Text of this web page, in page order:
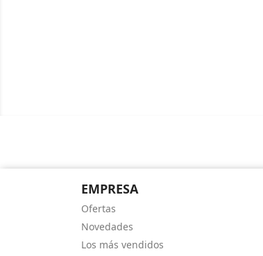
EMPRESA
Ofertas
Novedades
Los más vendidos